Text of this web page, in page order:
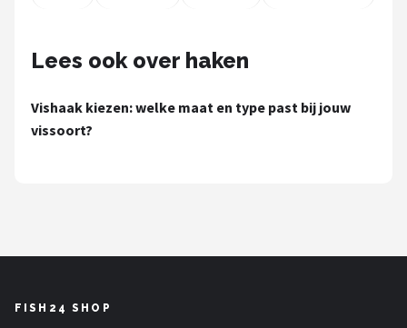
Salmo
Rapala
Lees ook over haken
Vishaak kiezen: welke maat en type past bij jouw
vissoort?
FISH24 SHOP